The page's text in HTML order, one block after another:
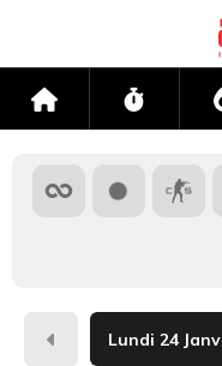
Accueil Flux
Hier